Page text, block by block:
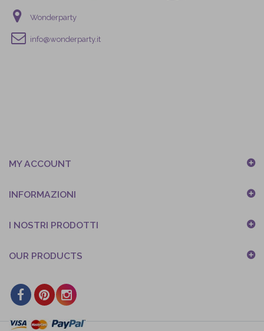
Wonderparty
info@wonderparty.it
MY ACCOUNT
INFORMAZIONI
I NOSTRI PRODOTTI
OUR PRODUCTS